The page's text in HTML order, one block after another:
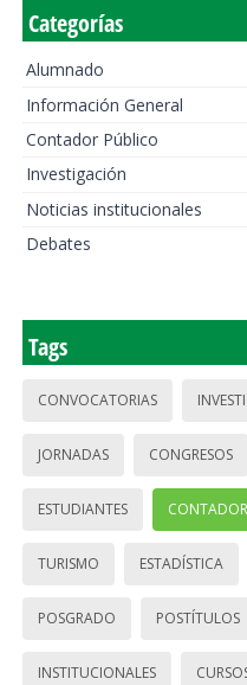
Categorías
Alumnado
Información General
Contador Público
Investigación
Noticias institucionales
Debates
Tags
CONVOCATORIAS
JORNADAS CONGRESOS
ESTUDIANTES
TURISMO ESTADÍSTICA
POSGRADO POSTÍTULOS
INSTITUCIONALES